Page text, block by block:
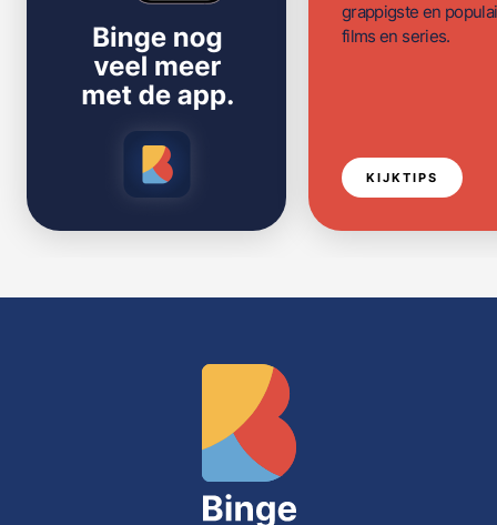
grappigste en
films en series.
KIJKTIPS